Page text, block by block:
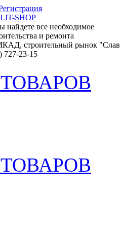
найдете все необходимое
и ремонта
строительный рынок
727-23-15